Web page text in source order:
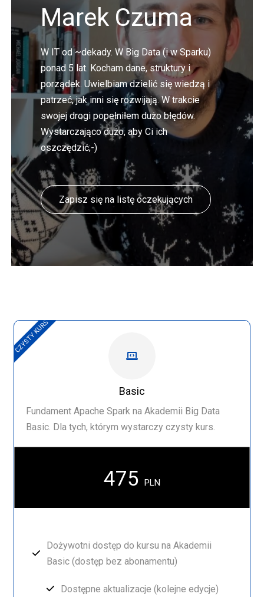
Marek Czuma
W IT od ~dekady. W Big Data (i w Sparku)
ponad 5 lat. Kocham dane, struktury i
porządek. Uwielbiam dzielić się wiedzą i
patrzeć, jak inni się rozwijają. W trakcie
swojej drogi popełniłem dużo błędów.
Wystarczająco dużo, aby Ci ich
oszczędzić;-)
Zapisz się na listę oczekujących
CZYSTY KURS
Basic
Fundament Apache Spark na Akademii Big Data
Basic. Dla tych, którym wystarczy czysty kurs.
475 PLN
Dożywotni dostęp do kursu na Akademii
Basic (dostęp bez abonamentu)
Dostępne aktualizacje (kolejne edycje)